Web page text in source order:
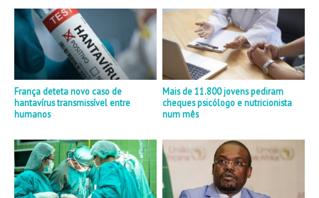
França deteta novo caso de
hantavírus transmissível entre
humanos
Mais de 11.800 jovens pediram
cheques psicólogo e nutricionista
num mês